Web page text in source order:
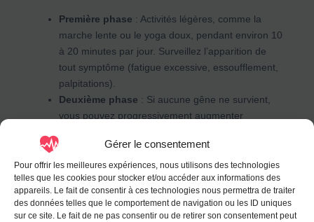
Gérer le consentement
Pour offrir les meilleures expériences, nous utilisons des technologies
telles que les cookies pour stocker et/ou accéder aux informations des
appareils. Le fait de consentir à ces technologies nous permettra de traiter
des données telles que le comportement de navigation ou les ID uniques
sur ce site. Le fait de ne pas consentir ou de retirer son consentement peut
Première phase : Activités légères, comme la
marche lente ou le yoga doux, pendant environ 10
à 20 minutes par jour. Surveillez l’apparition de
tout symptôme (fatigue excessive, essoufflement,
palpitations).
Deuxième phase : Si aucune gêne ne survient,
vous pouvez progressivement augmenter
comme la marche rapide ou le vélo à faible
intensité.
Troisième phase: Après validation médicale,
vous pourrez reprendre des activités sportives
plus intenses, comme le jogging ou la natation,